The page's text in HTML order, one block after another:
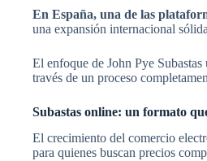
En España, una de las
una expansión internacional
El enfoque de John Pye Subastas
través de un proceso
Subastas online: un formato
El crecimiento del comercio
para quienes buscan precios